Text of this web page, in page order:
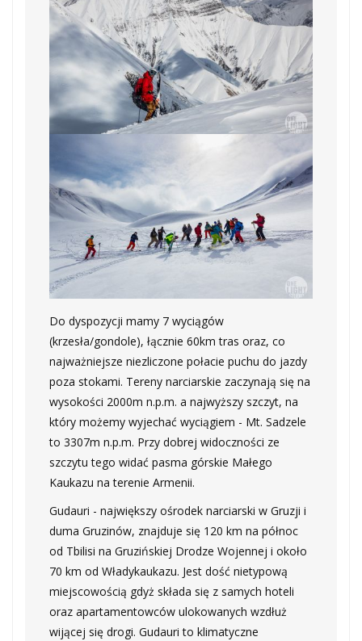
Do dyspozycji mamy 7 wyciągów
(krzesła/gondole), łącznie 60km tras oraz, co
najważniejsze niezliczone połacie puchu do jazdy
poza stokami. Tereny narciarskie zaczynają się na
wysokości 2000m n.p.m. a najwyższy szczyt, na
który możemy wyjechać wyciągiem - Mt. Sadzele
to 3307m n.p.m. Przy dobrej widoczności ze
szczytu tego widać pasma górskie Małego
Kaukazu na terenie Armenii.
Gudauri - największy ośrodek narciarski w Gruzji i
duma Gruzinów, znajduje się 120 km na północ
od Tbilisi na Gruzińskiej Drodze Wojennej i około
70 km od Władykaukazu. Jest dość nietypową
miejscowością gdyż składa się z samych hoteli
oraz apartamentowców ulokowanych wzdłuż
wijącej się drogi. Gudauri to klimatyczne